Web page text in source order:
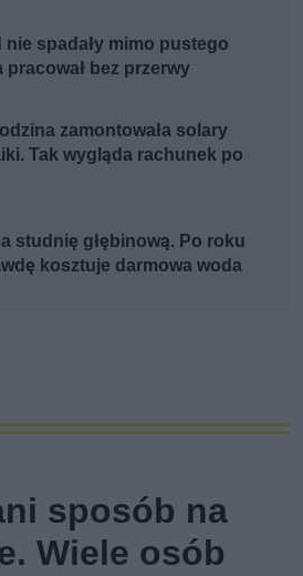
nie spadały mimo pustego
bez przerwy
zamontowała solary
Tak wygląda rachunek po
studnię głębinową. Po roku
kosztuje darmowa woda
sposób na
Wiele osób